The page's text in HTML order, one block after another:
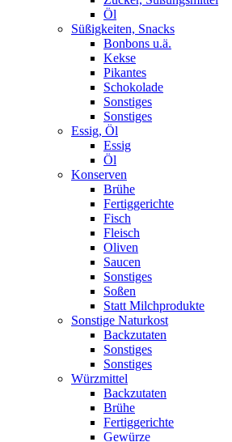
Öl
Süßigkeiten, Snacks
Bonbons u.ä.
Kekse
Pikantes
Schokolade
Sonstiges
Sonstiges
Essig, Öl
Essig
Öl
Konserven
Brühe
Fertiggerichte
Fisch
Fleisch
Oliven
Saucen
Sonstiges
Soßen
Statt Milchprodukte
Sonstige Naturkost
Backzutaten
Sonstiges
Sonstiges
Würzmittel
Backzutaten
Brühe
Fertiggerichte
Gewürze